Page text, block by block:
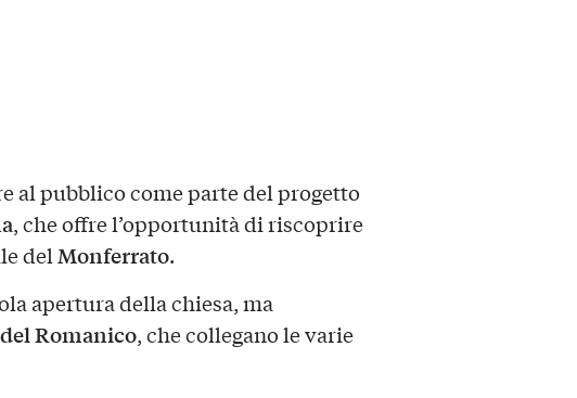
al pubblico come parte del progetto
, che offre l’opportunità di riscoprire
delMonferrato.
apertura della chiesa, ma
Romanico, che collegano le varie